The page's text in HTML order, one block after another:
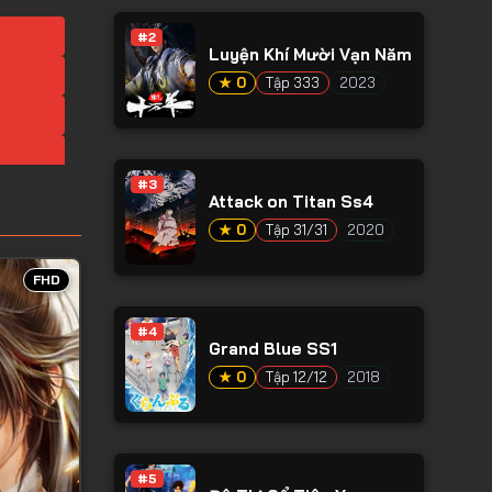
FHD
#2
Luyện Khí Mười Vạn Năm
★ 0 Tập 333 2023
#3
Attack on Titan Ss4
★ 0 Tập 31/31 2020
#4
Grand Blue SS1
★ 0 Tập 12/12 2018
#5